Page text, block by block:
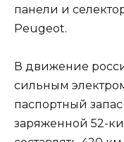
панели и
Peugeot.
В движение
сильным
паспортный
заряженной 52-